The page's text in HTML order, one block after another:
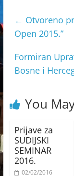
← Otvoreno
Open 2015.”
Formiran
Bosne i
You
Prijave za
SUDIJSKI
SEMINAR
2016.
02/02/2016